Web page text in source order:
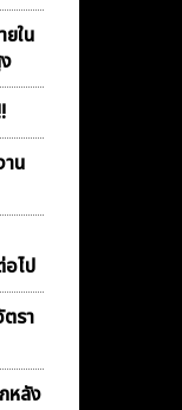
ใน
น
อไป
รา
หลัง